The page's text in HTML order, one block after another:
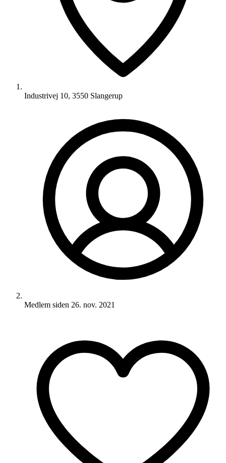
Industrivej 10, 3550 Slangerup
Medlem siden 26. nov. 2021